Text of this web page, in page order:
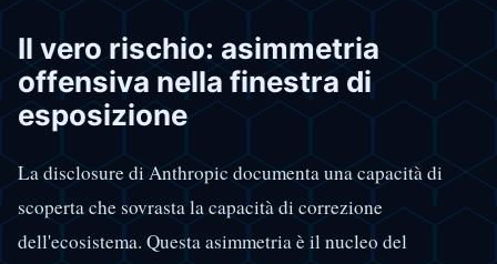
Il vero rischio: asimmetria
offensiva nella finestra di
esposizione
La disclosure di Anthropic documenta una capacità di
scoperta che sovrasta la capacità di correzione
dell'ecosistema. Questa asimmetria è il nucleo del